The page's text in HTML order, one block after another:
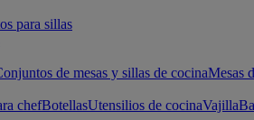
para sillas
de mesas y sillas de cocinaMesas
chefBotellasUtensilios de cocinaVajilla